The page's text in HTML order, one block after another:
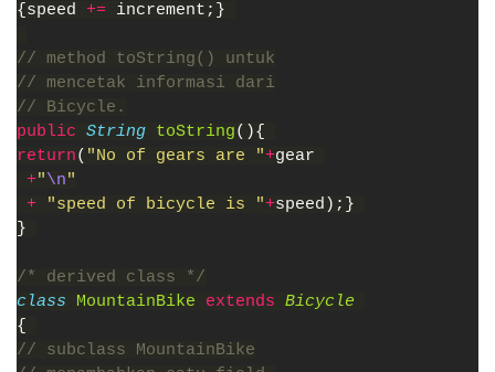
{speed += increment;}
// method toString() untuk
// mencetak informasi dari
// Bicycle.
public String toString(){
return( "No of gears are "+gear
+"\n"
+
"speed of bicycle is "+speed);}
}
/* derived class */
class
MountainBike extends Bicycle
{
// subclass MountainBike